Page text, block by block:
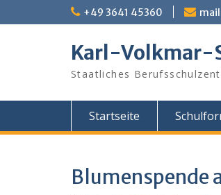
to
+49 3641 45360
Karl-Volkmar-
Staatliches
Startseite
Blumenspende